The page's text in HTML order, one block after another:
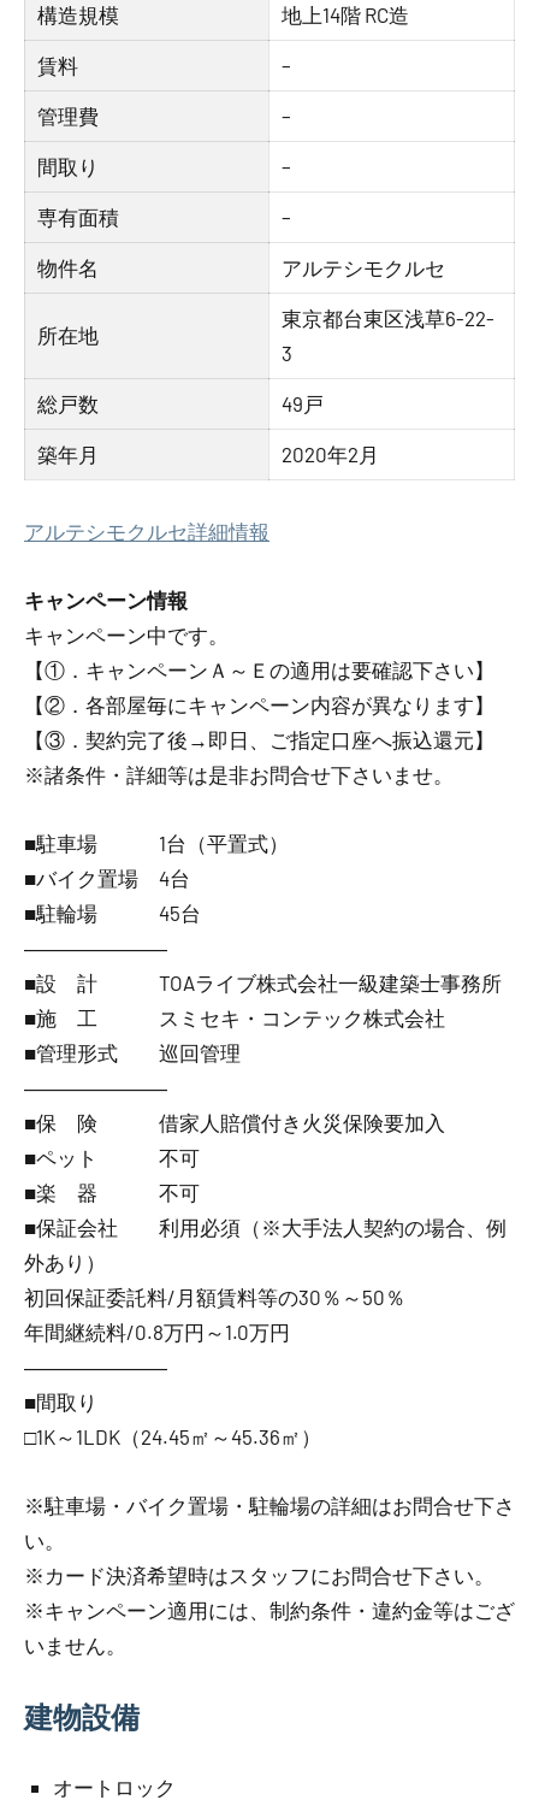
構造規模 地上14階 RC造
賃料 –
管理費 –
間取り –
専有面積 –
物件名 アルテシモクルセ
所在地
東京都台東区浅草6-22-
3
総戸数 49戸
築年月 2020年2月
アルテシモクルセ詳細情報
キャンペーン情報
キャンペーン中です。
【①．キャンペーンＡ～Ｅの適用は要確認下さい】
【②．各部屋毎にキャンペーン内容が異なります】
【③．契約完了後→即日、ご指定口座へ振込還元】
※諸条件・詳細等は是非お問合せ下さいませ。
■駐車場 1台（平置式）
■バイク置場 4台
■駐輪場 45台
―――――――
■設 計 TOAライブ株式会社一級建築士事務所
■施 工 スミセキ・コンテック株式会社
■管理形式 巡回管理
―――――――
■保 険 借家人賠償付き火災保険要加入
■ペット 不可
■楽 器 不可
■保証会社 利用必須（※大手法人契約の場合、例
外あり）
初回保証委託料/月額賃料等の30％～50％
年間継続料/0.8万円～1.0万円
―――――――
■間取り
□1K～1LDK（24.45㎡～45.36㎡）
※駐車場・バイク置場・駐輪場の詳細はお問合せ下さ
い。
※カード決済希望時はスタッフにお問合せ下さい。
※キャンペーン適用には、制約条件・違約金等はござ
いません。
建物設備
オートロック